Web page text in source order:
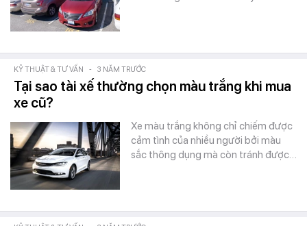
KỸ THUẬT & TƯ VẤN - 3 NĂM TRƯỚC
Tại sao tài xế thường chọn màu trắng khi mua
xe cũ?
Xe màu trắng không chỉ chiếm được
cảm tình của nhiều người bởi màu
sắc thông dụng mà còn tránh được…